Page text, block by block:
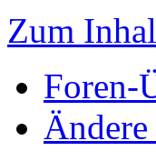
Zum
Foren-